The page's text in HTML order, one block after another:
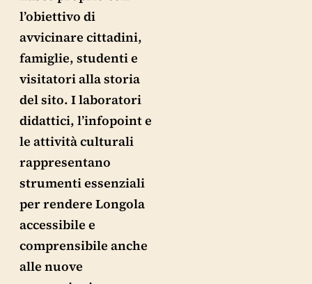
l’obiettivo di
avvicinare cittadini,
famiglie, studenti e
visitatori alla storia
del sito. I laboratori
didattici, l’infopoint e
le attività culturali
rappresentano
strumenti essenziali
per rendere Longola
accessibile e
comprensibile anche
alle nuove